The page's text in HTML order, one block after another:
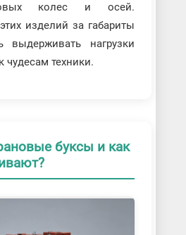
колес и осей.
изделий за габариты
выдерживать нагрузки
чудесам техники.
буксы и как